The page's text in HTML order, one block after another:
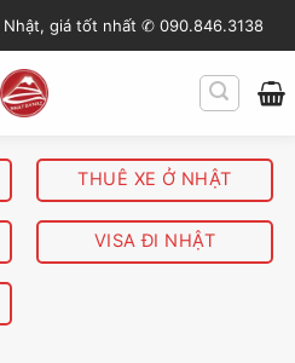
giá tốt nhất ✆ 090.846.3138
THUÊ XE Ở NHẬT
VISA ĐI NHẬT